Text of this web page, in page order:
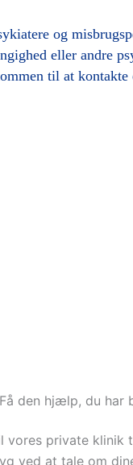
og
eller andre
til at
den hjælp, du har
vores private
ved at tale om